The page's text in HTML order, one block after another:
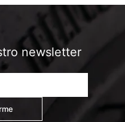
newsletter